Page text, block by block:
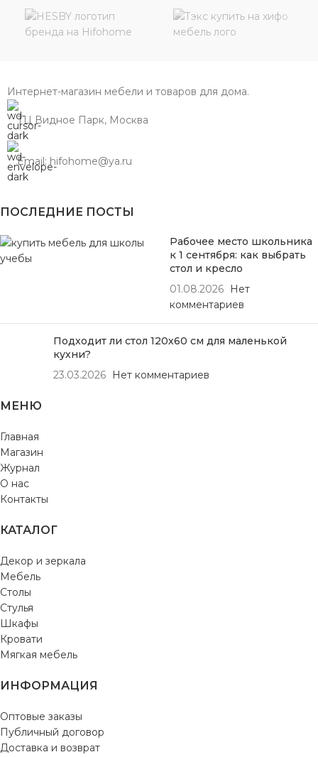
Интернет-магазин мебели и товаров для дома.
ТЦ Видное Парк, Москва
Email: hifohome@ya.ru
ПОСЛЕДНИЕ ПОСТЫ
Рабочее место школьника
к 1 сентября: как выбрать
стол и кресло
01.08.2026
Нет
комментариев
Подходит ли стол 120х60 см для маленькой
кухни?
23.03.2026
Нет комментариев
МЕНЮ
Главная
Магазин
Журнал
О нас
Контакты
КАТАЛОГ
Декор и зеркала
Мебель
Столы
Стулья
Шкафы
Кровати
Мягкая мебель
ИНФОРМАЦИЯ
Оптовые заказы
Публичный договор
Доставка и возврат